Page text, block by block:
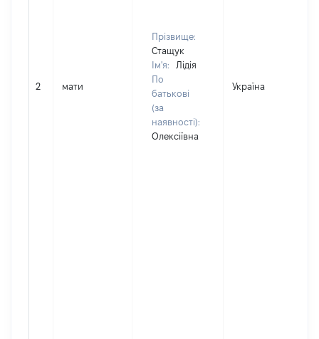
2 мати
Прізвище:
Стащук
Ім'я:
Лідія
По
батькові
(за
наявності):
Олексіївна
Україна